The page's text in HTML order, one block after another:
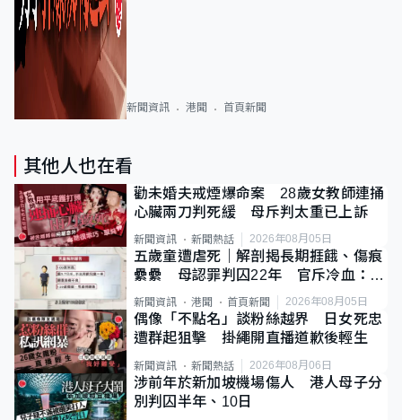
新聞資訊 港聞 首頁新聞
其他人也在看
勸未婚夫戒煙爆命案 28歲女教師連捅
心臟兩刀判死緩 母斥判太重已上訴
新聞資訊 新聞熱話 2026年08月05日
五歲童遭虐死｜解剖揭長期捱餓、傷痕
纍纍 母認罪判囚22年 官斥冷血：同
類案最惡劣
新聞資訊 港聞 首頁新聞 2026年08月05日
偶像「不點名」談粉絲越界 日女死忠
遭群起狙擊 掛繩開直播道歉後輕生
新聞資訊 新聞熱話 2026年08月06日
涉前年於新加坡機場傷人 港人母子分
別判囚半年、10日